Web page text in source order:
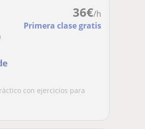
36€/h
Primera clase gratis
con ejercicios para